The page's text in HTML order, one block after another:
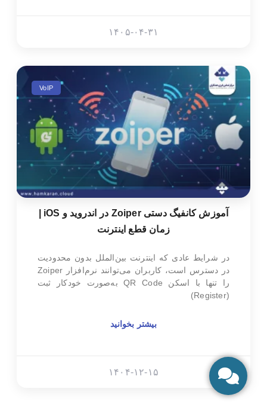
۱۴۰۵-۰۴-۳۱
VoIP
زمان قطع اینترنت
در شرایط عادی که اینترنت بین‌الملل بدون محدودیت
در دسترس است، کاربران می‌توانند نرم‌افزار Zoiper
را تنها با اسکن QR Code به‌صورت خودکار ثبت
(Register)
بیشتر بخوانید
۱۴۰۴-۱۲-۱۵